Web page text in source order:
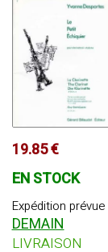
19.85 €
EN STOCK
Expédition prévue
DEMAIN
LIVRAISON